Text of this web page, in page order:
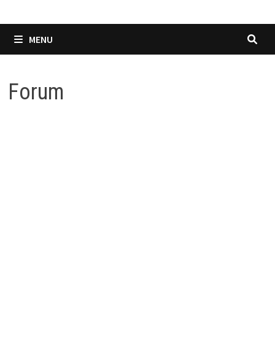
MENU
Forum